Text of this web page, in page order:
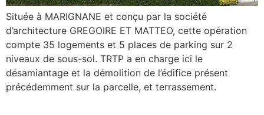
Située à MARIGNANE et conçu par la société
d’architecture GREGOIRE ET MATTEO, cette opération
compte 35 logements et 5 places de parking sur 2
niveaux de sous-sol. TRTP a en charge ici le
désamiantage et la démolition de l’édifice présent
précédemment sur la parcelle, et terrassement.